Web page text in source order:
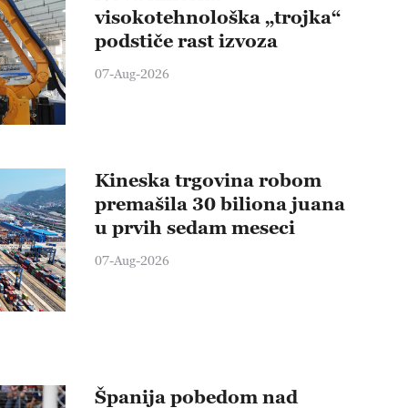
visokotehnološka „trojka“
podstiče rast izvoza
07-Aug-2026
Kineska trgovina robom
premašila 30 biliona juana
u prvih sedam meseci
07-Aug-2026
Španija pobedom nad